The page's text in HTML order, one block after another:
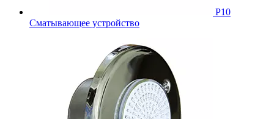
Р10
Сматывающее устройство